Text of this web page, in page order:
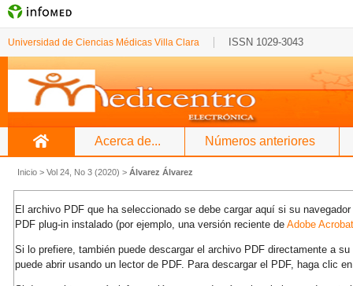
Universidad de Ciencias Médicas Villa Clara ISSN 1029-3043
Acerca de... Números anteriores
Inicio > Vol 24, No 3 (2020) > Álvarez Álvarez
El archivo PDF que ha seleccionado se debe cargar aquí si su
PDF plug-in instalado (por ejemplo, una versión reciente de Adobe
Si lo prefiere, también puede descargar el archivo PDF directamente a su
puede abrir usando un lector de PDF. Para descargar el PDF, haga clic